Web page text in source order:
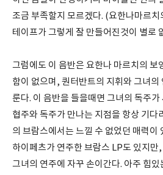
조금 부족할지 모르겠다. (요한나마르치
테이프가 그렇게 잘 만들어진것이 별로
그럼에도 이 음반은 요한나 마르치의 보
함이 없으며, 퀀터반트의 지휘와 그녀의
룬다. 이 음반을 들을때면 그녀의 독주
협주와 독주가 만나는 지점을 항상 기다
의 브람스에서는 느낄 수 없었던 매력이
하이페츠가 연주한 브람스 LP도 있지만
그녀의 연주에 자꾸 손이간다. 아주 힘